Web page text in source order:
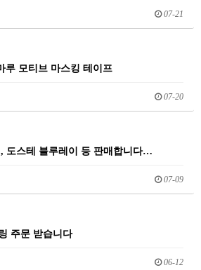
07-21
루 모티브 마스킹 테이프
07-20
도스테 블루레이 등 판매합니다…
07-09
주문 받습니다
06-12